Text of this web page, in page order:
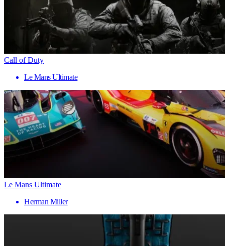
Call of Duty
Le Mans Ultimate
Le Mans Ultimate
Herman Miller